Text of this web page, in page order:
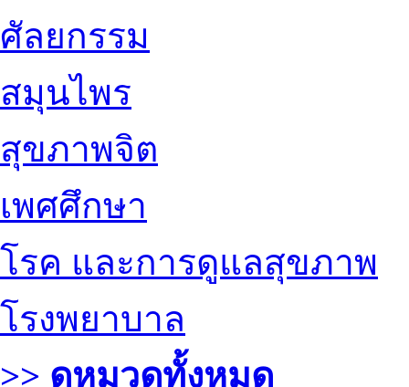
ศัลยกรรม
สมุนไพร
สุขภาพจิต
เพศศึกษา
โรค และการดูแลสุขภาพ
โรงพยาบาล
>> ดูหมวดทั้งหมด